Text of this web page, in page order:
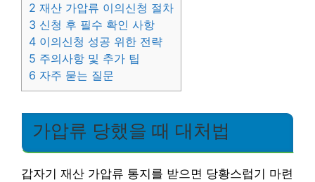
2 재산 가압류 이의신청 절차
3 신청 후 필수 확인 사항
4 이의신청 성공 위한 전략
5 주의사항 및 추가 팁
6 자주 묻는 질문
가압류 당했을 때 대처법
갑자기 재산 가압류 통지를 받으면 당황스럽기 마련